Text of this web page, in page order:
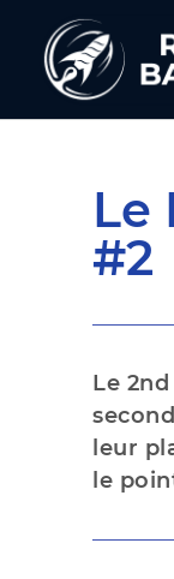
Le
#2
Le
leur
le